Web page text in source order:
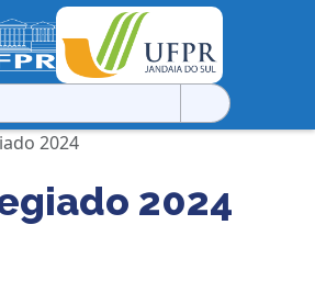
2024
2024